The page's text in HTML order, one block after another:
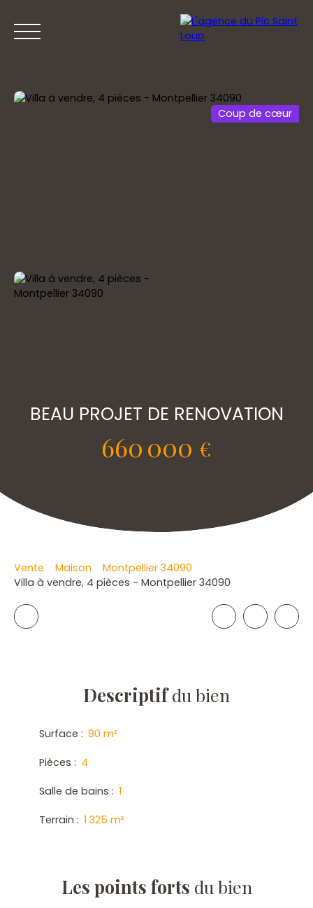
Coup de cœur
BEAU PROJET DE RENOVATION
660 000 €
Vente Maison
Montpellier 34090
Villa à vendre, 4 pièces - Montpellier 34090
Descriptifdu bien
Surface : 90 m²
Pièces : 4
Salle de bains : 1
Terrain : 1 325 m²
Les points forts du bien